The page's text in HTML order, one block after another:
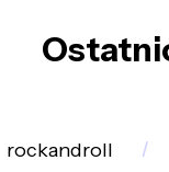
rockandroll